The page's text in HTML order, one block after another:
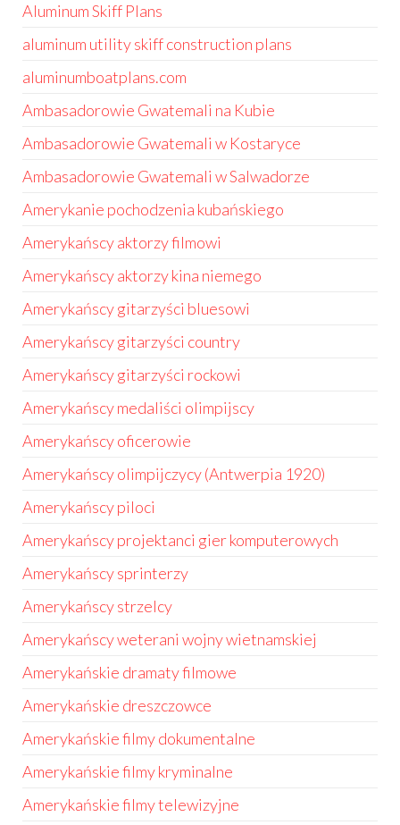
Aluminum Skiff Plans
aluminum utility skiff construction plans
aluminumboatplans.com
Ambasadorowie Gwatemali na Kubie
Ambasadorowie Gwatemali w Kostaryce
Ambasadorowie Gwatemali w Salwadorze
Amerykanie pochodzenia kubańskiego
Amerykańscy aktorzy filmowi
Amerykańscy aktorzy kina niemego
Amerykańscy gitarzyści bluesowi
Amerykańscy gitarzyści country
Amerykańscy gitarzyści rockowi
Amerykańscy medaliści olimpijscy
Amerykańscy oficerowie
Amerykańscy olimpijczycy (Antwerpia 1920)
Amerykańscy piloci
Amerykańscy projektanci gier komputerowych
Amerykańscy sprinterzy
Amerykańscy strzelcy
Amerykańscy weterani wojny wietnamskiej
Amerykańskie dramaty filmowe
Amerykańskie dreszczowce
Amerykańskie filmy dokumentalne
Amerykańskie filmy kryminalne
Amerykańskie filmy telewizyjne